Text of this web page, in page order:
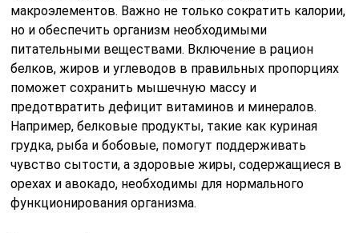
макроэлементов. Важно не только сократить калории,
но и обеспечить организм необходимыми
питательными веществами. Включение в рацион
белков, жиров и углеводов в правильных пропорциях
поможет сохранить мышечную массу и
предотвратить дефицит витаминов и минералов.
Например, белковые продукты, такие как куриная
грудка, рыба и бобовые, помогут поддерживать
чувство сытости, а здоровые жиры, содержащиеся в
орехах и авокадо, необходимы для нормального
функционирования организма.